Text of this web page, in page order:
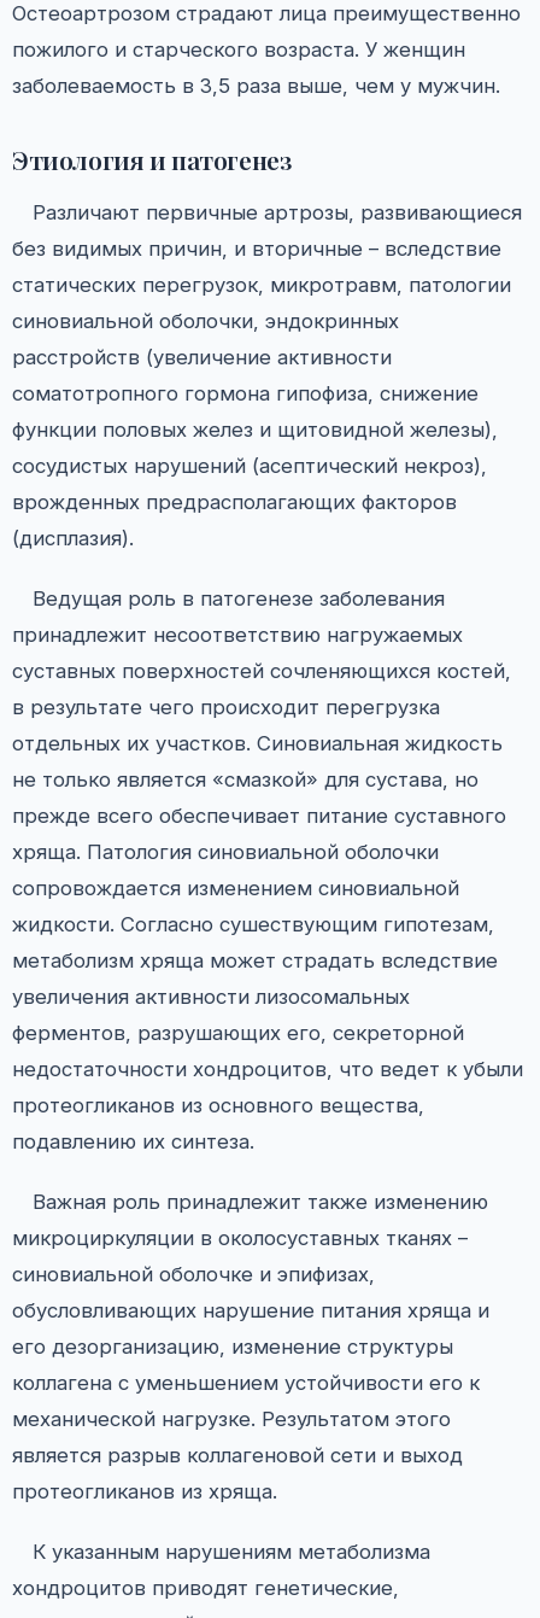
Остеоартрозом страдают лица преимущественно
пожилого и старческого возраста. У женщин
заболеваемость в 3,5 раза выше, чем у мужчин.
Этиология и патогенез
Различают первичные артрозы, развивающиеся
без видимых причин, и вторичные – вследствие
статических перегрузок, микротравм, патологии
синовиальной оболочки, эндокринных
расстройств (увеличение активности
соматотропного гормона гипофиза, снижение
функции половых желез и щитовидной железы),
сосудистых нарушений (асептический некроз),
врожденных предрасполагающих факторов
(дисплазия).
Ведущая роль в патогенезе заболевания
принадлежит несоответствию нагружаемых
суставных поверхностей сочленяющихся костей,
в результате чего происходит перегрузка
отдельных их участков. Синовиальная жидкость
не только является «смазкой» для сустава, но
прежде всего обеспечивает питание суставного
хряща. Патология синовиальной оболочки
сопровождается изменением синовиальной
жидкости. Согласно сушествующим гипотезам,
метаболизм хряща может страдать вследствие
увеличения активности лизосомальных
ферментов, разрушающих его, секреторной
недостаточности хондроцитов, что ведет к убыли
протеогликанов из основного вещества,
подавлению их синтеза.
Важная роль принадлежит также изменению
микроциркуляции в околосуставных тканях –
синовиальной оболочке и эпифизах,
обусловливающих нарушение питания хряща и
его дезорганизацию, изменение структуры
коллагена с уменьшением устойчивости его к
механической нагрузке. Результатом этого
является разрыв коллагеновой сети и выход
протеогликанов из хряща.
К указанным нарушениям метаболизма
хондроцитов приводят генетические,